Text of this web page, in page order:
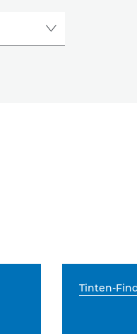
Tinten-